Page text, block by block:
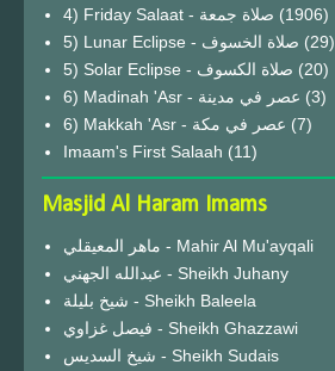
4) Friday Salaat - صلاة جمعة (1906)
5) Lunar Eclipse - صلاة الخسوف (29)
(20)
6) Madinah 'Asr - عصر في مدينة (3)
6) Makkah 'Asr - عصر في مكة (7)
Imaam's First Salaah (11)
Masjid Al Haram Imams
ماهر المعيقلي - Mahir Al Mu'ayqali
عبدالله الجهني - Sheikh Juhany
شيخ بليلة - Sheikh Baleela
فيصل غزاوي - Sheikh Ghazzawi
شيخ السديس - Sheikh Sudais